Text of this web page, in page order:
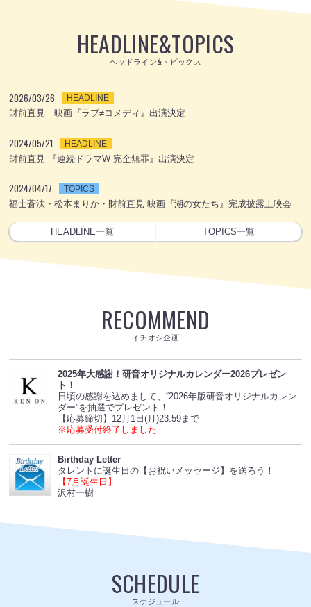
HEADLINE&TOPICS
ヘッドライン&トピックス
2026/03/26 HEADLINE
財前直見 映画『ラブ≠コメディ』出演決定
2024/05/21 HEADLINE
財前直見 『連続ドラマW 完全無罪』出演決定
2024/04/17 TOPICS
福士蒼汰・松本まりか・財前直見 映画『湖の女たち』完成披露上映会
HEADLINE一覧 TOPICS一覧
RECOMMEND
イチオシ企画
2025年大感謝！研音オリジナルカレンダー2026プレゼン
ト！
日頃の感謝を込めまして、“2026年版研音オリジナルカレン
ダー”を抽選でプレゼント！
【応募締切】12月1日(月)23:59まで
※応募受付終了しました
Birthday Letter
タレントに誕生日の【お祝いメッセージ】を送ろう！
【7月誕生日】
沢村一樹
SCHEDULE
スケジュール